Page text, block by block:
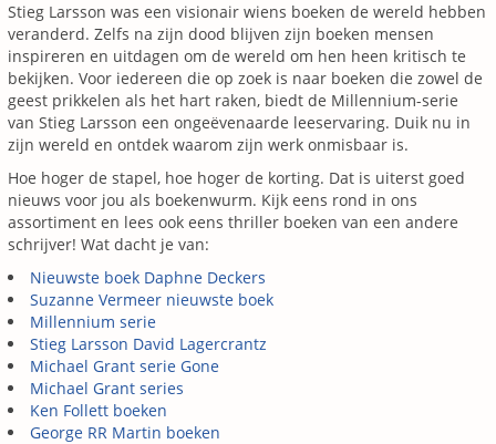
Stieg Larsson was een visionair wiens boeken de wereld hebben
veranderd. Zelfs na zijn dood blijven zijn boeken mensen
inspireren en uitdagen om de wereld om hen heen kritisch te
bekijken. Voor iedereen die op zoek is naar boeken die zowel de
geest prikkelen als het hart raken, biedt de Millennium-serie
van Stieg Larsson een ongeëvenaarde leeservaring. Duik nu in
zijn wereld en ontdek waarom zijn werk onmisbaar is.
Hoe hoger de stapel, hoe hoger de korting. Dat is uiterst goed
nieuws voor jou als boekenwurm. Kijk eens rond in ons
assortiment en lees ook eens thriller boeken van een andere
schrijver! Wat dacht je van:
Nieuwste boek Daphne Deckers
Suzanne Vermeer nieuwste boek
Millennium serie
Stieg Larsson David Lagercrantz
Michael Grant serie Gone
Michael Grant series
Ken Follett boeken
George RR Martin boeken